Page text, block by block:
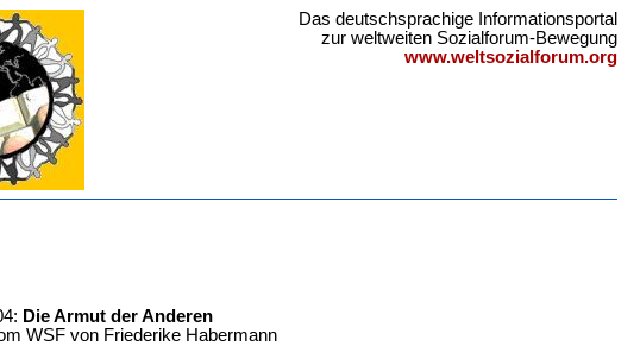
Das deutschsprachige Informationsportal
zur weltweiten Sozialforum-Bewegung
www.weltsozialforum.org
Die Armut der Anderen
WSF von Friederike Habermann